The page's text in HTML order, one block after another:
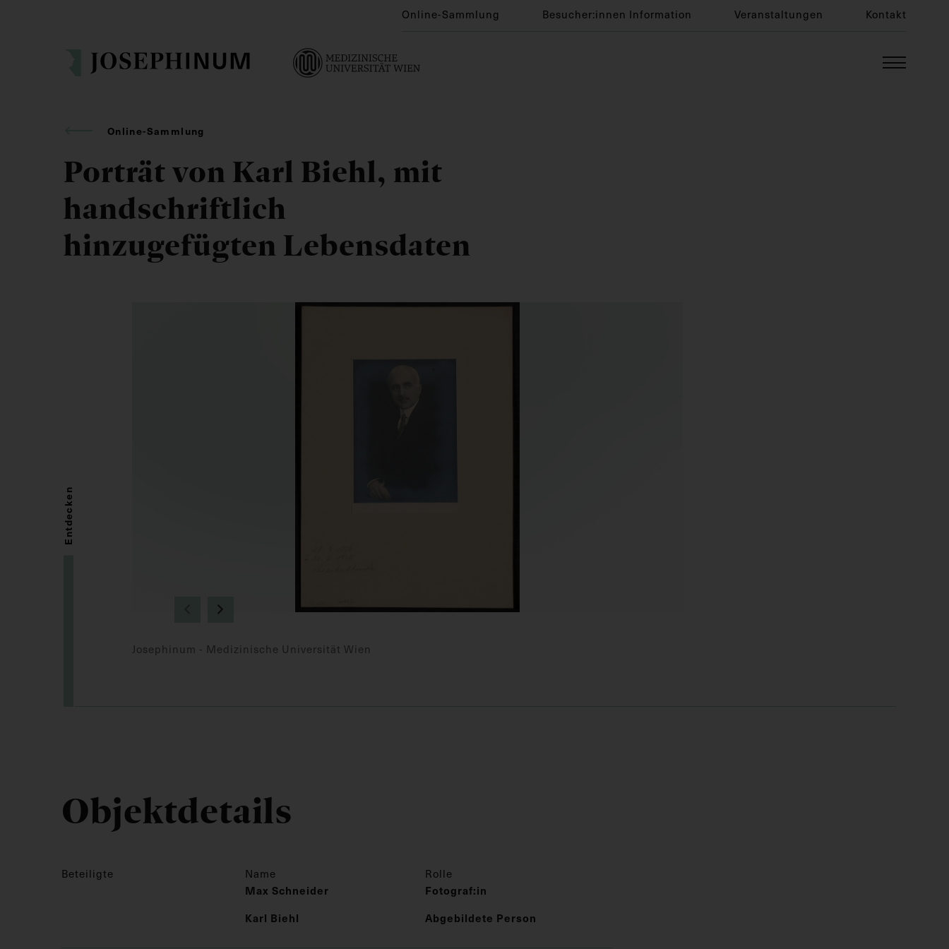
Online-Sammlung Besucher:innen Information Veranstaltungen Kontakt
Online-Sammlung
Porträt von Karl Biehl, mit
handschriftlich
hinzugefügten Lebensdaten
Josephinum - Medizinische Universität Wien
Entdecken
Objektdetails
Beteiligte Name Rolle
Max Schneider
Fotograf:in
Karl Biehl
Abgebildete Person